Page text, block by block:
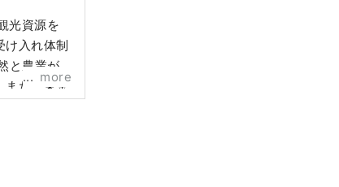
光資源を
け入れ体制
と農業が
また、東京
です。
サイト
more